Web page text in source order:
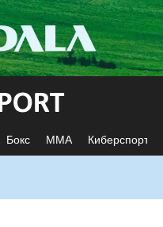
Бокс ММА Киберспорт